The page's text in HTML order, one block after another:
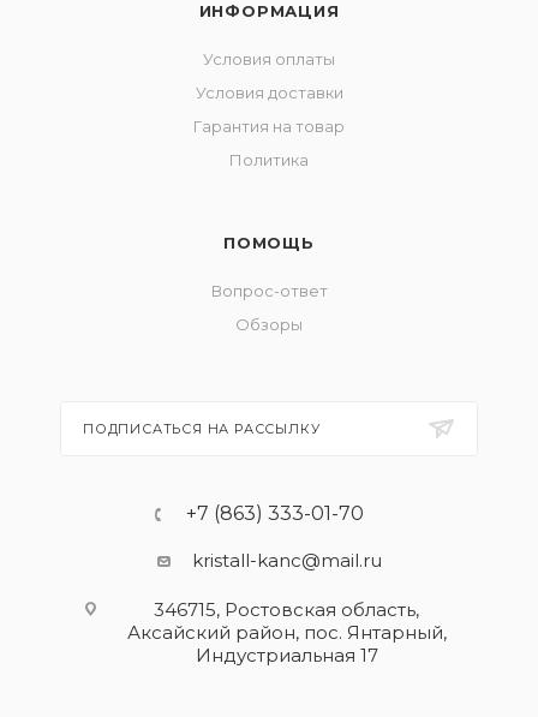
ИНФОРМАЦИЯ
Условия оплаты
Условия доставки
Гарантия на товар
Политика
ПОМОЩЬ
Вопрос-ответ
Обзоры
ПОДПИСАТЬСЯ НА РАССЫЛКУ
+7 (863) 333-01-70
kristall-kanc@mail.ru
346715, Ростовская область​,
Аксайский район, пос. Янтарный,
Индустриальная 17